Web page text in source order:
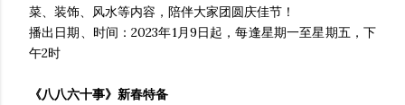
菜、装饰、风水等内容，陪伴大家团圆庆佳节！
播出日期、时间：2023年1月9日起，每逢星期一至星期五，下
午2时
《八八六十事》新春特备